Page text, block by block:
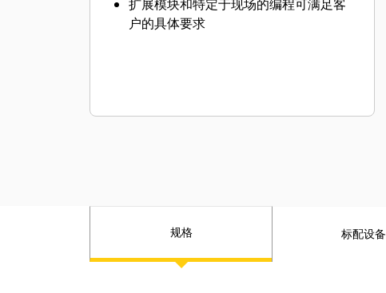
扩展模块和特定于现场的编程可满足客
户的具体要求
规格 标配设备